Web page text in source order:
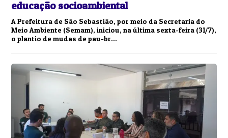
educação socioambiental
A Prefeitura de São Sebastião, por meio da Secretaria do
Meio Ambiente (Semam), iniciou, na última sexta-feira (31/7),
o plantio de mudas de pau-br...